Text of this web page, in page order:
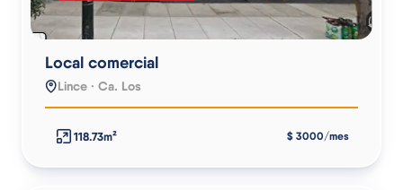
Local comercial
Lince · Ca. Los
118.73m² $ 3000/mes